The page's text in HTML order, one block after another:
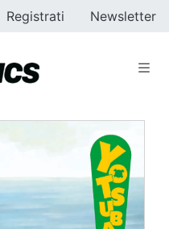
Registrati Newsletter